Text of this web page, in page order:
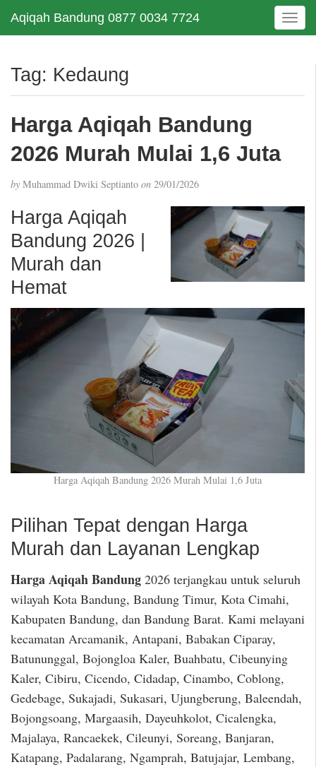
Aqiqah Bandung 0877 0034 7724
T
o
e
t
Tag: Kedaung
Harga Aqiqah Bandung
2026 Murah Mulai 1,6 Juta
by Muhammad Dwiki Septianto on 29/01/2026
Harga Aqiqah
Bandung 2026 |
Murah dan
Hemat
Harga Aqiqah Bandung 2026 Murah Mulai 1,6 Juta
Pilihan Tepat dengan Harga
Murah dan Layanan Lengkap
Harga Aqiqah Bandung 2026 terjangkau untuk seluruh
wilayah Kota Bandung, Bandung Timur, Kota Cimahi,
Kabupaten Bandung, dan Bandung Barat. Kami melayani
kecamatan Arcamanik, Antapani, Babakan Ciparay,
Batununggal, Bojongloa Kaler, Buahbatu, Cibeunying
Kaler, Cibiru, Cicendo, Cidadap, Cinambo, Coblong,
Gedebage, Sukajadi, Sukasari, Ujungberung, Baleendah,
Bojongsoang, Margaasih, Dayeuhkolot, Cicalengka,
Majalaya, Rancaekek, Cileunyi, Soreang, Banjaran,
Katapang, Padalarang, Ngamprah, Batujajar, Lembang,